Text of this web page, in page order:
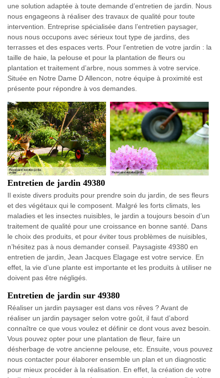
une solution adaptée à toute demande d’entretien de jardin. Nous
nous engageons à réaliser des travaux de qualité pour toute
intervention. Entreprise spécialisée dans l’entretien paysager,
nous nous occupons avec sérieux tout type de jardins, des
terrasses et des espaces verts. Pour l’entretien de votre jardin : la
taille de haie, la pelouse et pour la plantation de fleurs ou
plantation et traitement d’arbre, nous sommes à votre service.
Située en Notre Dame D Allencon, notre équipe à proximité est
présente pour répondre à vos demandes.
Entretien de jardin 49380
Il existe divers produits pour prendre soin du jardin, de ses fleurs
et des végétaux qui le composent. Malgré les forts climats, les
maladies et les insectes nuisibles, le jardin a toujours besoin d’un
traitement de qualité pour une croissance en bonne santé. Dans
le choix des produits, et pour éviter tous problèmes de nuisibles,
n’hésitez pas à nous demander conseil. Paysagiste 49380 en
entretien de jardin, Jean Jacques Elagage est votre service. En
effet, la vie d’une plante est importante et les produits à utiliser ne
doivent pas être négligés.
Entretien de jardin sur 49380
Réaliser un jardin paysager est dans vos rêves ? Avant de
réaliser un jardin paysager selon votre goût, il faut d’abord
connaître ce que vous voulez et définir ce dont vous avez besoin.
Vous pouvez opter pour une plantation de fleur, faire un
désherbage de votre ancienne pelouse, etc. Ensuite, vous pouvez
nous contacter pour élaborer ensemble un plan et un diagnostic
pour mieux procéder à la réalisation. En effet, la création de votre